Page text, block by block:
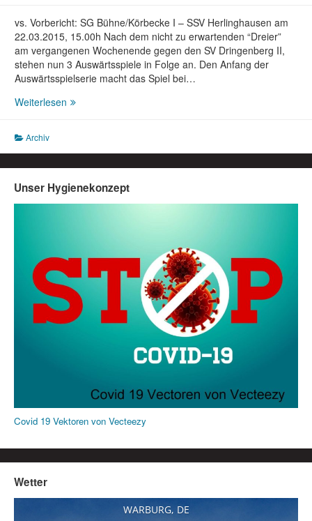
vs. Vorbericht: SG Bühne/Körbecke I – SSV Herlinghausen am
22.03.2015, 15.00h Nach dem nicht zu erwartenden “Dreier”
am vergangenen Wochenende gegen den SV Dringenberg II,
stehen nun 3 Auswärtsspiele in Folge an. Den Anfang der
Auswärtsspielserie macht das Spiel bei…
Weiterlesen Vorbericht:
–
SSV
Herlinghausen
am
Archiv
Unser Hygienekonzept
Covid 19 Vektoren von Vecteezy
Wetter
WARBURG, DE